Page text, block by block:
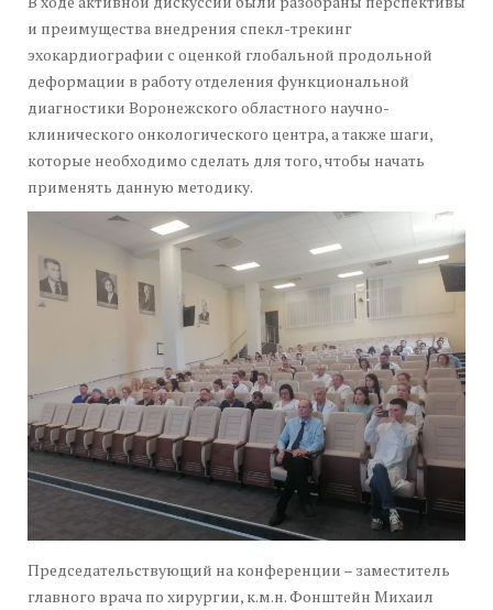
и преимущества внедрения спекл-трекинг
эхокардиографии с оценкой глобальной продольной
деформации в работу отделения функциональной
диагностики Воронежского областного научно-
клинического онкологического центра, а также шаги,
которые необходимо сделать для того, чтобы начать
применять данную методику.
Председательствующий на конференции – заместитель
главного врача по хирургии, к.м.н. Фонштейн Михаил